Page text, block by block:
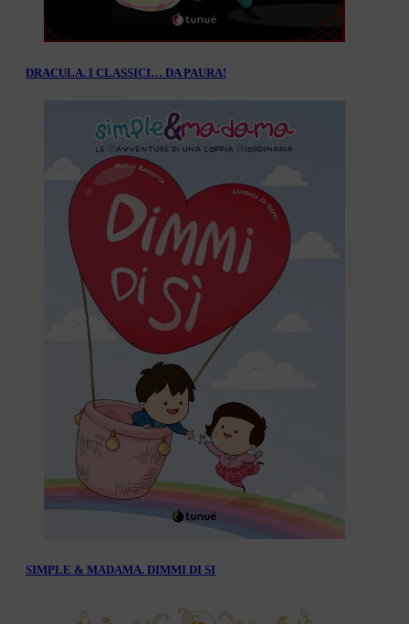
DRACULA. I CLASSICI… DA PAURA!
SIMPLE & MADAMA. DIMMI DI SI